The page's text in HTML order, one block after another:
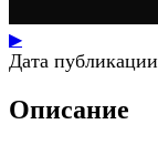
▶
Дата
Описание